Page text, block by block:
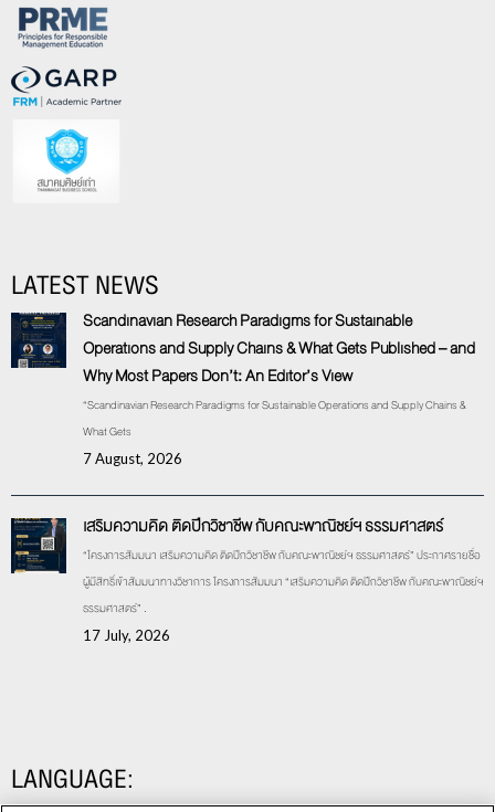
LATEST NEWS
Scandinavian Research Paradigms for Sustainable
Operations and Supply Chains & What Gets Published – and
Why Most Papers Don’t: An Editor’s View
“Scandinavian Research Paradigms for Sustainable Operations and Supply Chains &
What Gets
7 August, 2026
เสริมความคิด ติดปีกวิชาชีพ กับคณะพาณิชย์ฯ ธรรมศาสตร์
“โครงการสัมมนา เสริมความคิด ติดปีกวิชาชีพ กับคณะพาณิชย์ฯ ธรรมศาสตร์” ประกาศรายชื่อ
ผู้มีสิทธิ์เข้าสัมมนาทางวิชาการ โครงการสัมมนา “เสริมความคิด ติดปีกวิชาชีพ กับคณะพาณิชย์ฯ
ธรรมศาสตร์” .
17 July, 2026
LANGUAGE: